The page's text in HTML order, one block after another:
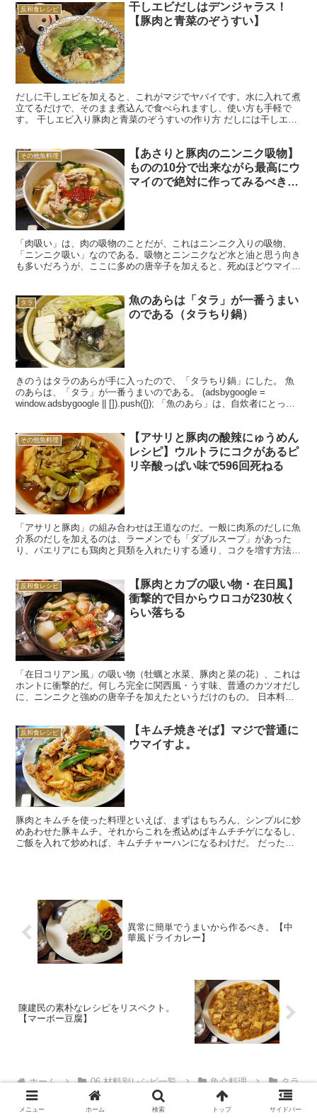
反和食レシピ
干しエビだしはデンジャラス！
【豚肉と青菜のぞうすい】
だしに干しエビを加えると、これがマジでヤバイです。水に入れて煮
立てるだけで、そのまま煮込んで食べられますし、使い方も手軽で
す。 干しエビ入り豚肉と青菜のぞうすいの作り方 だしには干しエビ
その他魚料理
【あさりと豚肉のニンニク吸物】
ものの10分で出来ながら最高にウ
マイので絶対に作ってみるべきで
「肉吸い」は、肉の吸物のことだが、これはニンニク入りの吸物、
「ニンニク吸い」なのである。吸物とニンニクなど水と油と思う向き
も多いだろうが、ここに多めの唐辛子を加えると、死ぬほどウマイ。
タラ
魚のあらは「タラ」が一番うまい
のである（タラちり鍋）
きのうはタラのあらが手に入ったので、「タラちり鍋」にした。 魚
のあらは、「タラ」が一番うまいのである。 (adsbygoogle =
window.adsbygoogle || []).push({}); 「魚のあら」は、自炊者にとって
その他魚料理
【アサリと豚肉の酸辣にゅうめん
レシピ】ウルトラにコクがあるピ
リ辛酸っぱい味で596回死ねる
「アサリと豚肉」の組み合わせは王道なのだ。一般に肉系のだしに魚
介系のだしを加えるのは、ラーメンでも「ダブルスープ」があった
り、パエリアにも鶏肉と貝類を入れたりする通り、コクを増す方法と
反和食レシピ
【豚肉とカブの吸い物・在日風】
衝撃的で目からウロコが230枚く
らい落ちる
「在日コリアン風」の吸い物（牡蠣と水菜、豚肉と菜の花）、これは
ホントに衝撃的だ。何しろ完全に関西風・うす味、普通のカツオだし
に、ニンニクと強めの唐辛子を加えたというだけのもの。 日本料理
反和食レシピ
【キムチ焼きそば】マジで普通に
ウマイすよ。
豚肉とキムチを使った料理といえば、まずはもちろん、シンプルに炒
めあわせた豚キムチ。それからこれを煮込めばキムチチゲになるし、
ご飯を入れて炒めれば、キムチチャーハンになるわけだ。 だったら
異常に簡単でうまいから作るべき。【中
華風ドライカレー】
陳建民の素朴なレシピをリスペクト。
【マーボー豆腐】
ホーム 06 材料別レシピ一覧 魚介料理 タラ
メニュー ホーム 検索 トップ サイドバー